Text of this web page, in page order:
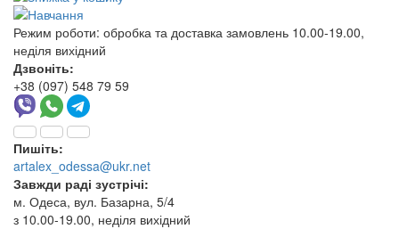
Режим роботи: обробка та доставка замовлень 10.00-19.00,
неділя вихідний
Дзвоніть:
+38 (097) 548 79 59
Пишіть:
artalex_odessa@ukr.net
Завжди раді зустрічі:
м. Одеса, вул. Базарна, 5/4
з 10.00-19.00, неділя вихідний